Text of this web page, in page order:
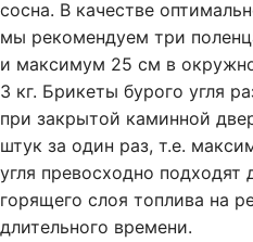
сосна. В качестве
мы рекомендуем три
и максимум 25 см в
3 кг. Брикеты бурого угля
при закрытой каминной
штук за один раз, т.е.
угля превосходно подходят
горящего слоя топлива на
длительного времени.